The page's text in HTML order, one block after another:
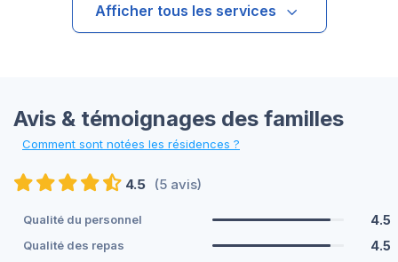
Afficher tous les services
Avis & témoignages des familles
Comment sont notées les résidences ?
4.5 (5 avis)
Qualité du personnel 4.5
Qualité des repas 4.5